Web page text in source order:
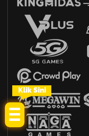
Klik Sini